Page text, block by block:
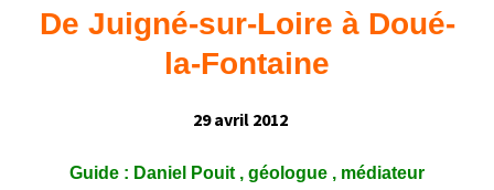
De Juigné-sur-Loire à Doué-
la-Fontaine
29 avril 2012
Guide : Daniel Pouit , géologue , médiateur